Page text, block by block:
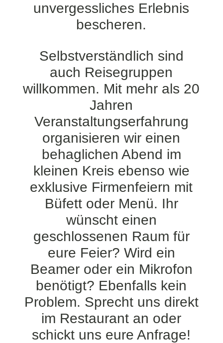
unvergessliches Erlebnis
bescheren.
Selbstverständlich sind
auch Reisegruppen
willkommen. Mit mehr als 20
Jahren
Veranstaltungserfahrung
organisieren wir einen
behaglichen Abend im
kleinen Kreis ebenso wie
exklusive Firmenfeiern mit
Büfett oder Menü. Ihr
wünscht einen
geschlossenen Raum für
eure Feier? Wird ein
Beamer oder ein Mikrofon
benötigt? Ebenfalls kein
Problem. Sprecht uns direkt
im Restaurant an oder
schickt uns eure Anfrage!